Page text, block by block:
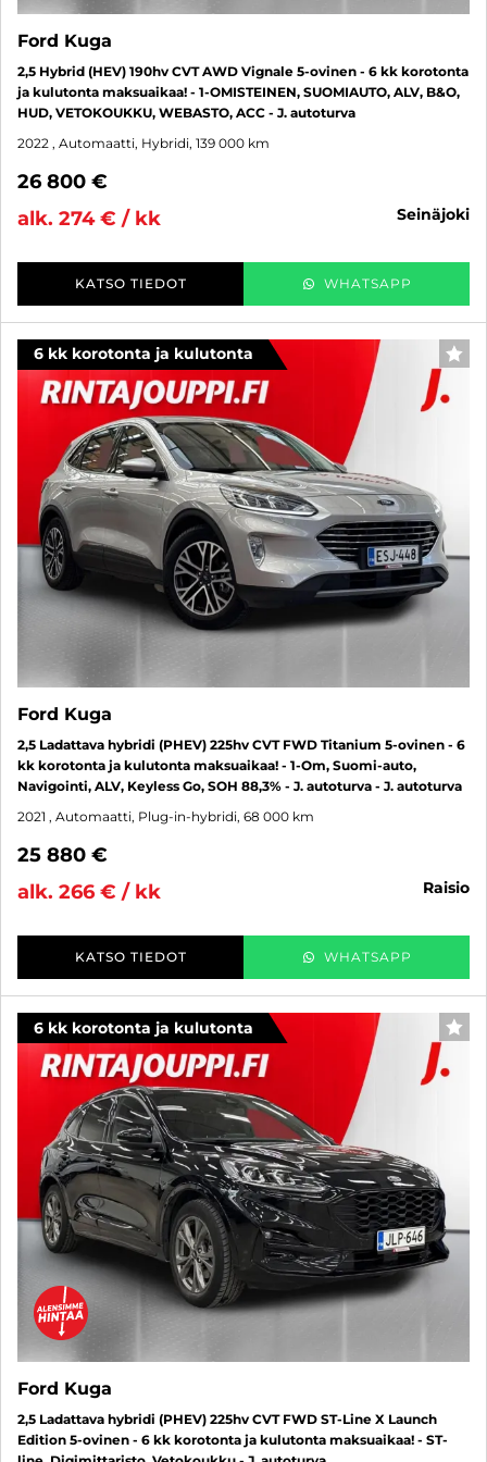
Ford Kuga
2,5 Hybrid (HEV) 190hv CVT AWD Vignale 5-ovinen - 6 kk korotonta
ja kulutonta maksuaikaa! - 1-OMISTEINEN, SUOMIAUTO, ALV, B&O,
HUD, VETOKOUKKU, WEBASTO, ACC - J. autoturva
2022 , Automaatti, Hybridi, 139 000 km
26 800 €
alk. 274 € / kk
seinäjoki
KATSO TIEDOT WHATSAPP
6 kk korotonta ja kulutonta
Ford Kuga
2,5 Ladattava hybridi (PHEV) 225hv CVT FWD Titanium 5-ovinen - 6
kk korotonta ja kulutonta maksuaikaa! - 1-Om, Suomi-auto,
Navigointi, ALV, Keyless Go, SOH 88,3% - J. autoturva - J. autoturva
2021 , Automaatti, Plug-in-hybridi, 68 000 km
25 880 €
alk. 266 € / kk
raisio
KATSO TIEDOT WHATSAPP
6 kk korotonta ja kulutonta
Ford Kuga
2,5 Ladattava hybridi (PHEV) 225hv CVT FWD ST-Line X Launch
Edition 5-ovinen - 6 kk korotonta ja kulutonta maksuaikaa! - ST-